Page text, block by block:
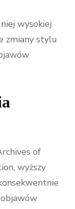
wysokiej
zmiany stylu
of
wyższy